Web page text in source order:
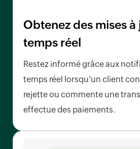
Obtenez des mises à
temps réel
Restez informé grâce aux
temps réel lorsqu'un client
rejette ou commente une
effectue des paiements.